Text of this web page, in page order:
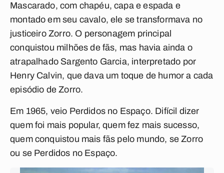
Mascarado, com chapéu, capa e espada e
montado em seu cavalo, ele se transformava no
justiceiro Zorro. O personagem principal
conquistou milhões de fãs, mas havia ainda o
atrapalhado Sargento Garcia, interpretado por
Henry Calvin, que dava um toque de humor a cada
episódio deZorro.
Em 1965, veio Perdidos no Espaço. Difícil dizer
quem foi mais popular, quem fez mais sucesso,
quem conquistou mais fãs pelo mundo, seZorro
ou se Perdidos no Espaço.